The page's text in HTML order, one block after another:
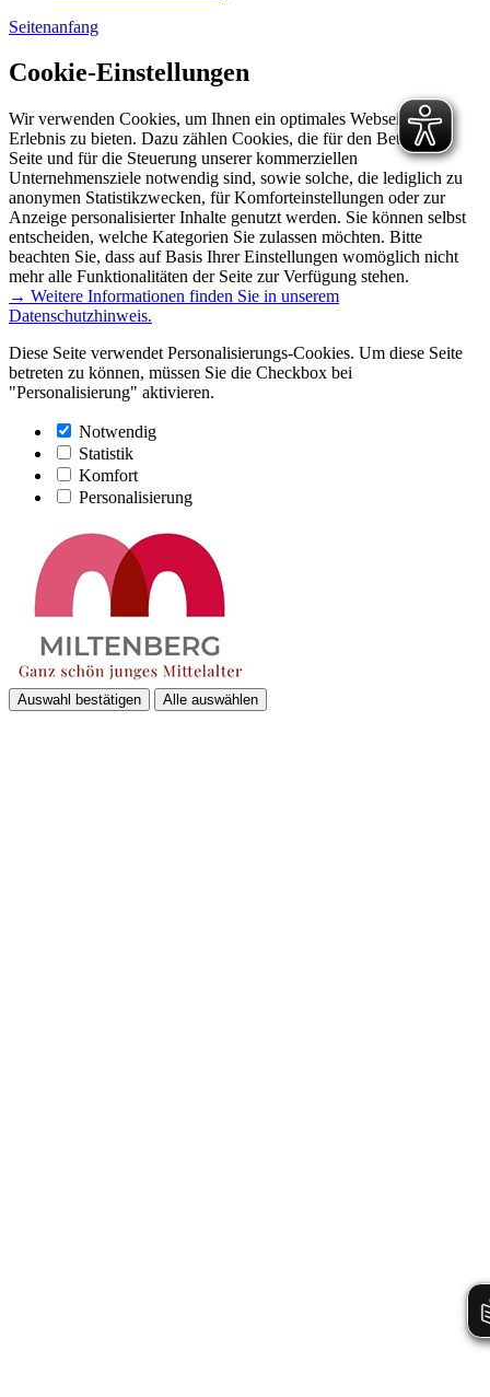
Seitenanfang
Cookie-Einstellungen
Wir verwenden Cookies, um Ihnen ein optimales Webseiten-
Erlebnis zu bieten. Dazu zählen Cookies, die für den Betrieb der
Seite und für die Steuerung unserer kommerziellen
Unternehmensziele notwendig sind, sowie solche, die lediglich zu
anonymen Statistikzwecken, für Komforteinstellungen oder zur
Anzeige personalisierter Inhalte genutzt werden. Sie können selbst
entscheiden, welche Kategorien Sie zulassen möchten. Bitte
beachten Sie, dass auf Basis Ihrer Einstellungen womöglich nicht
mehr alle Funktionalitäten der Seite zur Verfügung stehen.
→ Weitere Informationen finden Sie in unserem
Datenschutzhinweis.
Diese Seite verwendet Personalisierungs-Cookies. Um diese Seite
betreten zu können, müssen Sie die Checkbox bei
"Personalisierung" aktivieren.
Notwendig
Statistik
Komfort
Personalisierung
Auswahl bestätigen Alle auswählen